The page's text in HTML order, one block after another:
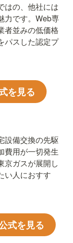
はの、他社には
力です。Web専
者並みの低価格
パスした認定プ
を見る
設備交換の先駆
費用が一切発生
京ガスが展開し
い人におすす
式を見る